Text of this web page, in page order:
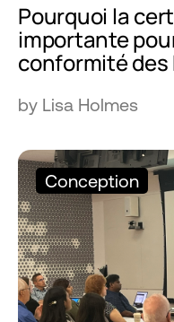
Pourquoi la
importante
conformité des
by Lisa Holmes
Conception